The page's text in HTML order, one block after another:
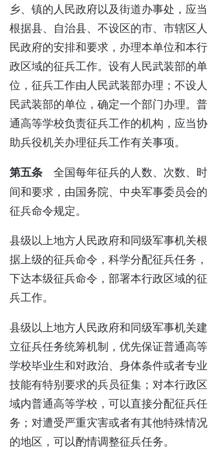
乡、镇的人民政府以及街道办事处，应当
根据县、自治县、不设区的市、市辖区人
民政府的安排和要求，办理本单位和本行
政区域的征兵工作。设有人民武装部的单
位，征兵工作由人民武装部办理；不设人
民武装部的单位，确定一个部门办理。普
通高等学校负责征兵工作的机构，应当协
助兵役机关办理征兵工作有关事项。
第五条 全国每年征兵的人数、次数、时
间和要求，由国务院、中央军事委员会的
征兵命令规定。
县级以上地方人民政府和同级军事机关根
据上级的征兵命令，科学分配征兵任务，
下达本级征兵命令，部署本行政区域的征
兵工作。
县级以上地方人民政府和同级军事机关建
立征兵任务统筹机制，优先保证普通高等
学校毕业生和对政治、身体条件或者专业
技能有特别要求的兵员征集；对本行政区
域内普通高等学校，可以直接分配征兵任
务；对遭受严重灾害或者有其他特殊情况
的地区，可以酌情调整征兵任务。